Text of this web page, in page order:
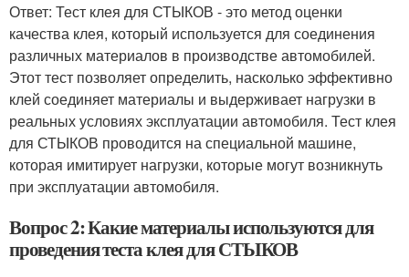
Ответ: Тест клея для СТЫКОВ - это метод оценки
качества клея, который используется для соединения
различных материалов в производстве автомобилей.
Этот тест позволяет определить, насколько эффективно
клей соединяет материалы и выдерживает нагрузки в
реальных условиях эксплуатации автомобиля. Тест клея
для СТЫКОВ проводится на специальной машине,
которая имитирует нагрузки, которые могут возникнуть
при эксплуатации автомобиля.
Вопрос 2: Какие материалы используются для
проведения теста клея для СТЫКОВ